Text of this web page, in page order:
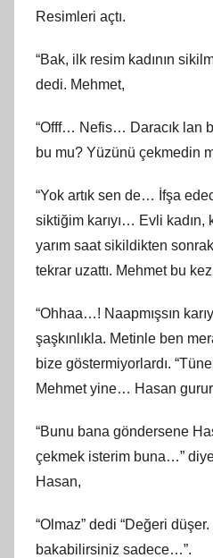
Resimleri açtı.
“Bak, ilk resim kadının
dedi. Mehmet,
“Offf… Nefis… Daracık lan
bu mu? Yüzünü çekmedin
“Yok artık sen de… İfşa
siktiğim karıyı… Evli kadın,
yarım saat sikildikten
tekrar uzattı. Mehmet bu
“Ohhaa…! Naapmışsın
şaşkınlıkla. Metinle ben
bize göstermiyorlardı.
Mehmet yine… Hasan
“Bunu bana göndersene
çekmek isterim buna…”
Hasan,
“Olmaz” dedi “Değeri
bakabilirsiniz sadece…”.